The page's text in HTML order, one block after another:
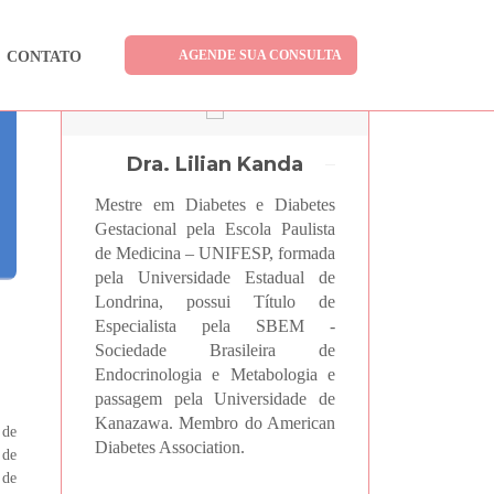
CONTATO AGENDE SUA CONSULTA
Dra. Lilian Kanda
Mestre em Diabetes e Diabetes
Gestacional pela Escola Paulista
de Medicina – UNIFESP, formada
pela Universidade Estadual de
Londrina, possui Título de
Especialista pela SBEM -
Sociedade Brasileira de
Endocrinologia e Metabologia e
passagem pela Universidade de
Kanazawa. Membro do American
Diabetes Association.